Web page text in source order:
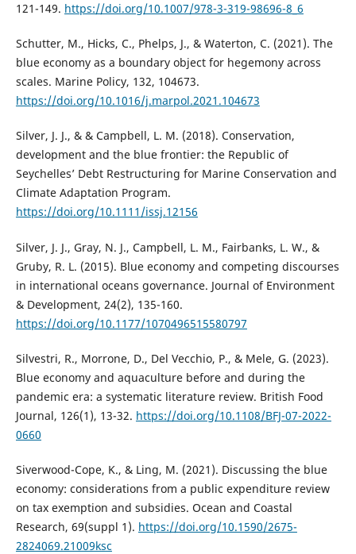
121-149. https://doi.org/10.1007/978-3-319-98696-8_6
Schutter, M., Hicks, C., Phelps, J., & Waterton, C. (2021). The
blue economy as a boundary object for hegemony across
scales. Marine Policy, 132, 104673.
https://doi.org/10.1016/j.marpol.2021.104673
Silver, J. J., & & Campbell, L. M. (2018). Conservation,
development and the blue frontier: the Republic of
Seychelles’ Debt Restructuring for Marine Conservation and
Climate Adaptation Program.
https://doi.org/10.1111/issj.12156
Silver, J. J., Gray, N. J., Campbell, L. M., Fairbanks, L. W., &
Gruby, R. L. (2015). Blue economy and competing discourses
in international oceans governance. Journal of Environment
& Development, 24(2), 135-160.
https://doi.org/10.1177/1070496515580797
Silvestri, R., Morrone, D., Del Vecchio, P., & Mele, G. (2023).
Blue economy and aquaculture before and during the
pandemic era: a systematic literature review. British Food
Journal, 126(1), 13-32. https://doi.org/10.1108/BFJ-07-2022-
0660
Siverwood-Cope, K., & Ling, M. (2021). Discussing the blue
economy: considerations from a public expenditure review
on tax exemption and subsidies. Ocean and Coastal
Research, 69(suppl 1). https://doi.org/10.1590/2675-
2824069.21009ksc